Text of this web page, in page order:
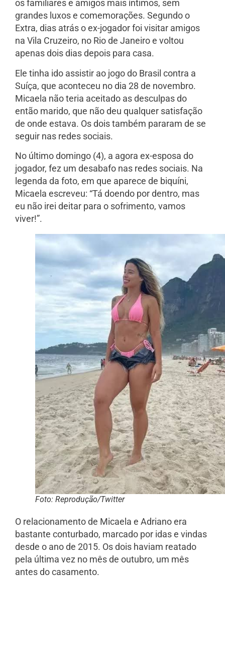
os familiares e amigos mais íntimos, sem
grandes luxos e comemorações. Segundo o
Extra, dias atrás o ex-jogador foi visitar amigos
na Vila Cruzeiro, no Rio de Janeiro e voltou
apenas dois dias depois para casa.
Ele tinha ido assistir ao jogo do Brasil contra a
Suíça, que aconteceu no dia 28 de novembro.
Micaela não teria aceitado as desculpas do
então marido, que não deu qualquer satisfação
de onde estava. Os dois também pararam de se
seguir nas redes sociais.
No último domingo (4), a agora ex-esposa do
jogador, fez um desabafo nas redes sociais. Na
legenda da foto, em que aparece de biquíni,
Micaela escreveu: “Tá doendo por dentro, mas
eu não irei deitar para o sofrimento, vamos
viver!”.
Foto: Reprodução/Twitter
O relacionamento de Micaela e Adriano era
bastante conturbado, marcado por idas e vindas
desde o ano de 2015. Os dois haviam reatado
pela última vez no mês de outubro, um mês
antes do casamento.